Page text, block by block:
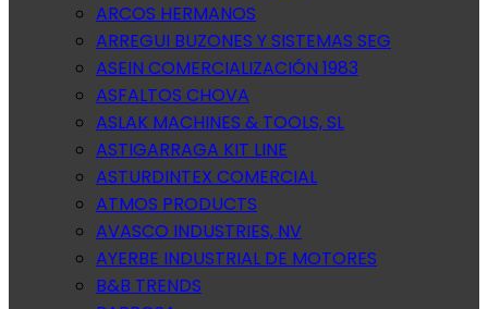
ARCOS HERMANOS
ARREGUI BUZONES Y SISTEMAS SEG
ASEIN COMERCIALIZACIÓN 1983
ASFALTOS CHOVA
ASLAK MACHINES & TOOLS, SL
ASTIGARRAGA KIT LINE
ASTURDINTEX COMERCIAL
ATMOS PRODUCTS
AVASCO INDUSTRIES, NV
AYERBE INDUSTRIAL DE MOTORES
B&B TRENDS